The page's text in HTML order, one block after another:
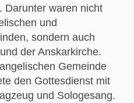
Darunter waren nicht
und
sondern auch
der Anskarkirche.
Gemeinde
den Gottesdienst mit
und Sologesang.